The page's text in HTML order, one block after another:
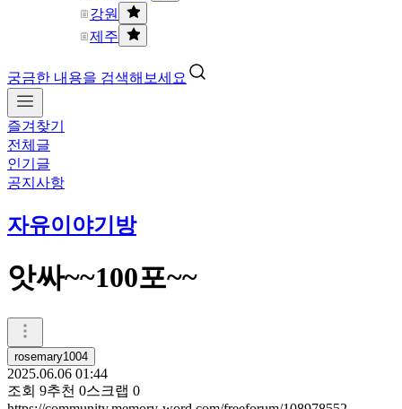
강원
제주
궁금한 내용을 검색해보세요
즐겨찾기
전체글
인기글
공지사항
자유이야기방
앗싸~~100포~~
rosemary1004
2025.06.06 01:44
조회 9추천 0스크랩 0